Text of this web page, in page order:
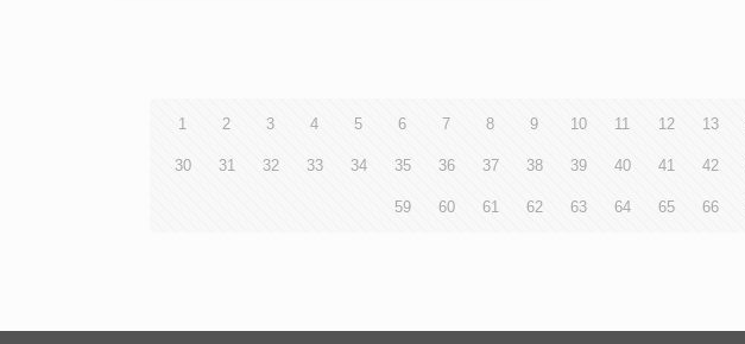
1 2 3 4 5 6 7 8 9 10 11 12 13
30 31 32 33 34 35 36 37 38 39 40 41 42
59 60 61 62 63 64 65 66